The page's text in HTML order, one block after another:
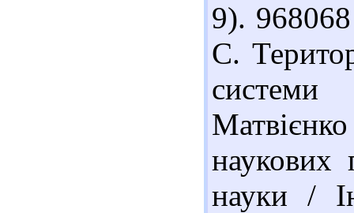
9).
С.
наукових
науки /